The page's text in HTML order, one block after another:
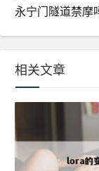
永宁门隧道禁摩
相关文章